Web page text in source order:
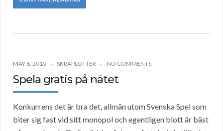
MAY 8, 2015 SKRAPLOTTER NO COMMENTS
Spela gratis på nätet
Konkurrens det är bra det, allmän utom Svenska Spel som
biter sig fast vid sitt monopol och egentligen blott är bäst